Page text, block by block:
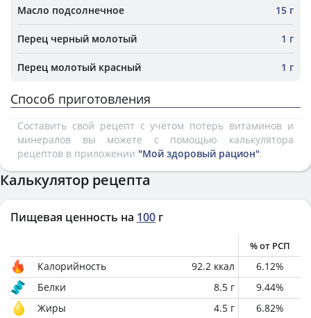
Масло подсолнечное 15 г
Перец черный молотый 1 г
Перец молотый красный 1 г
Способ приготовления
Составить свой рецепт с учетом потерь витаминов и
минералов вы можете с помощью калькулятора
рецептов в приложении "Мой здоровый рацион".
Калькулятор рецепта
Пищевая ценность на 100 г
% от РСП
Калорийность 92.2 ккал 6.12%
Белки
8.5 г 9.44%
Жиры
4.5 г 6.82%